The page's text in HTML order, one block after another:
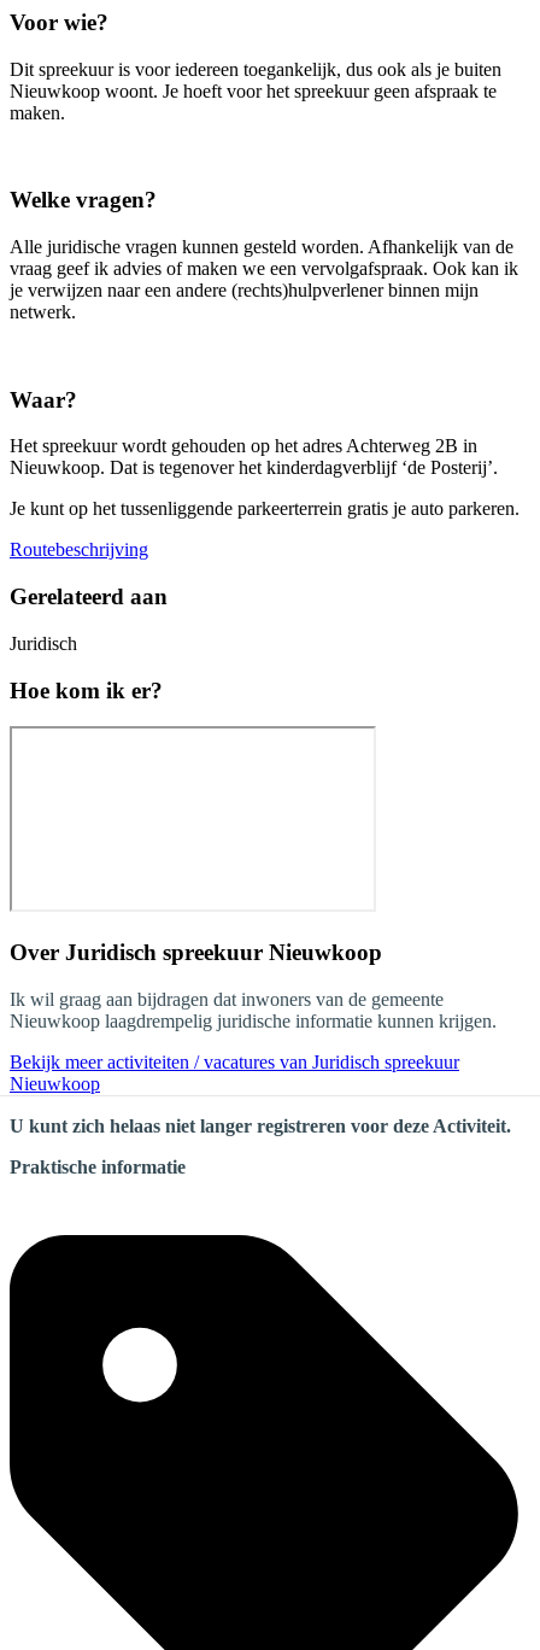
Voor wie?
Dit spreekuur is voor iedereen toegankelijk, dus ook als je buiten
Nieuwkoop woont. Je hoeft voor het spreekuur geen afspraak te
maken.
Welke vragen?
Alle juridische vragen kunnen gesteld worden. Afhankelijk van de
vraag geef ik advies of maken we een vervolgafspraak. Ook kan ik
je verwijzen naar een andere (rechts)hulpverlener binnen mijn
netwerk.
Waar?
Het spreekuur wordt gehouden op het adres Achterweg 2B in
Nieuwkoop. Dat is tegenover het kinderdagverblijf ‘de Posterij’.
Je kunt op het tussenliggende parkeerterrein gratis je auto parkeren.
Routebeschrijving
Gerelateerd aan
Juridisch
Hoe kom ik er?
Over Juridisch spreekuur Nieuwkoop
Ik wil graag aan bijdragen dat inwoners van de gemeente
Nieuwkoop laagdrempelig juridische informatie kunnen krijgen.
Bekijk meer activiteiten / vacatures van Juridisch spreekuur
Nieuwkoop
U kunt zich helaas niet langer registreren voor deze Activiteit.
Praktische informatie